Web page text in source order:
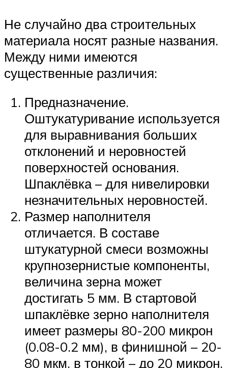
Не случайно два строительных
материала носят разные названия.
Между ними имеются
существенные различия:
Предназначение.
Оштукатуривание используется
для выравнивания больших
отклонений и неровностей
поверхностей основания.
Шпаклёвка – для нивелировки
незначительных неровностей.
Размер наполнителя
отличается. В составе
штукатурной смеси возможны
крупнозернистые компоненты,
величина зерна может
достигать 5 мм. В стартовой
шпаклёвке зерно наполнителя
имеет размеры 80-200 микрон
(0.08-0.2 мм), в финишной – 20-
80 мкм, в тонкой – до 20 микрон.